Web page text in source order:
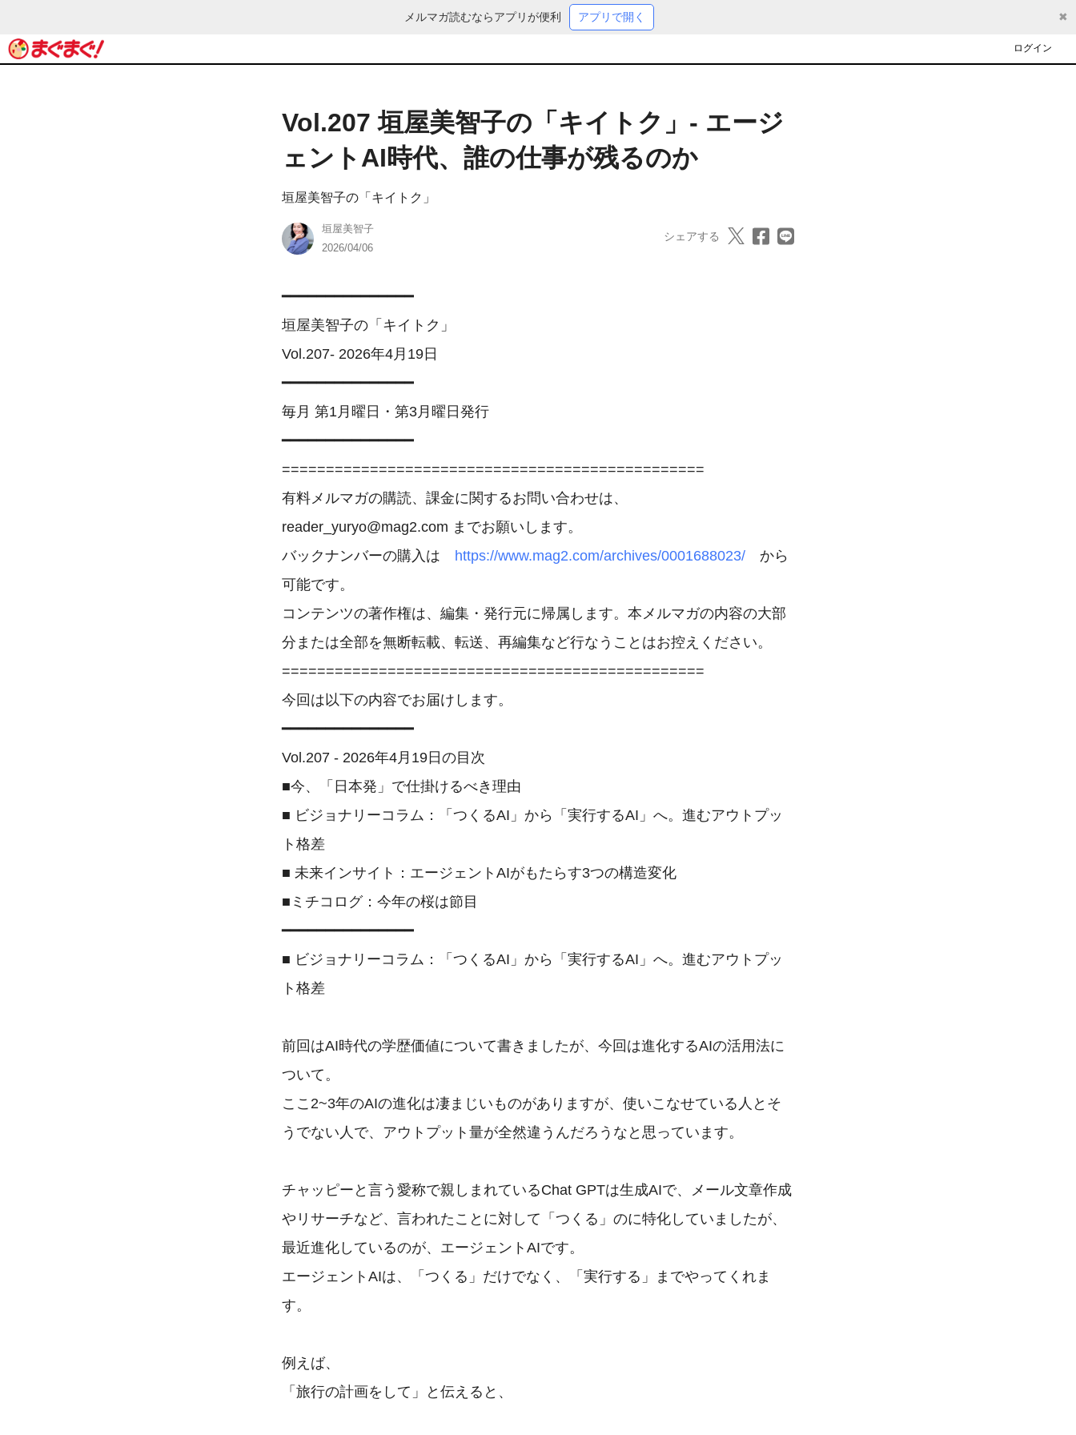
メルマガ読むならアプリが便利 アプリで開く ✖
ログイン
Vol.207 垣屋美智子の「キイトク」- エージ
ェントAI時代、誰の仕事が残るのか
垣屋美智子の「キイトク」
垣屋美智子
2026/04/06
シェアする
━━━━━━━━━━━━━━━
垣屋美智子の「キイトク」
Vol.207- 2026年4月19日
━━━━━━━━━━━━━━━
毎月 第1月曜日・第3月曜日発行
━━━━━━━━━━━━━━━
================================================
有料メルマガの購読、課金に関するお問い合わせは、
reader_yuryo@mag2.com までお願いします。
バックナンバーの購入は https://www.mag2.com/archives/0001688023/ から
可能です。
コンテンツの著作権は、編集・発行元に帰属します。本メルマガの内容の大部
分または全部を無断転載、転送、再編集など行なうことはお控えください。
================================================
今回は以下の内容でお届けします。
━━━━━━━━━━━━━━━
Vol.207 - 2026年4月19日の目次
■今、「日本発」で仕掛けるべき理由
■ ビジョナリーコラム：「つくるAI」から「実行するAI」へ。進むアウトプッ
ト格差
■ 未来インサイト：エージェントAIがもたらす3つの構造変化
■ミチコログ：今年の桜は節目
━━━━━━━━━━━━━━━
■ ビジョナリーコラム：「つくるAI」から「実行するAI」へ。進むアウトプッ
ト格差
前回はAI時代の学歴価値について書きましたが、今回は進化するAIの活用法に
ついて。
ここ2~3年のAIの進化は凄まじいものがありますが、使いこなせている人とそ
うでない人で、アウトプット量が全然違うんだろうなと思っています。
チャッピーと言う愛称で親しまれているChat GPTは生成AIで、メール文章作成
やリサーチなど、言われたことに対して「つくる」のに特化していましたが、
最近進化しているのが、エージェントAIです。
エージェントAIは、「つくる」だけでなく、「実行する」までやってくれま
す。
例えば、
「旅行の計画をして」と伝えると、